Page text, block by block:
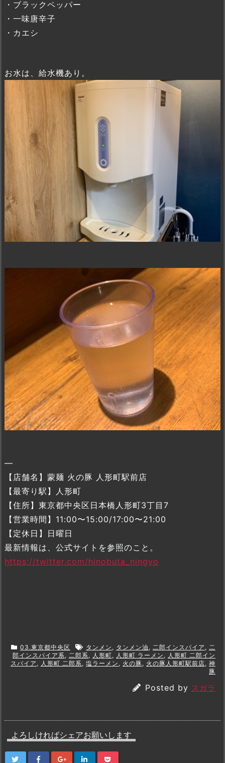
・ブラックペッパー
・一味唐辛子
・カエシ
お水は、給水機あり。
—
【店舗名】蒙麺 火の豚 人形町駅前店
【最寄り駅】人形町
【住所】東京都中央区日本橋人形町3丁目7
【営業時間】11:00〜15:00/17:00〜21:00
【定休日】日曜日
最新情報は、公式サイトを参照のこと。
https://twitter.com/hinobuta_ningyo
03.東京都中央区 タンメン , タンメン油 , 二郎インスパイア , 二
郎インスパイア系 , 二郎系 , 人形町, 人形町 ラーメン , 人形町 二郎イン
スパイア , 人形町 二郎系 , 塩ラーメン , 火の豚, 火の豚人形町駅前店, 神
豚
Posted by スガラ
よろしければシェアお願いします